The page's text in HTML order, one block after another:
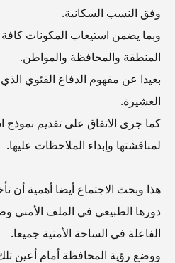
وفق النسب السكانية.
وبما يضمن استيعاب المكونات
المنطقة والمحافظة والمواطن.
بعيدا عن مفهوم الدفاع الفئوي
العشيرة.
كما جرى الاتفاق على تقديم نموذج
لمناقشتها وإبداء الملاحظات عليها.
هذا وبحث الاجتماع أيضا أهمية أن
دورها الطبيعي في الملف الأمني
الفاعلة في الساحة الأمنية جميعا.
ووضع رؤية المحافظة أمام أعين